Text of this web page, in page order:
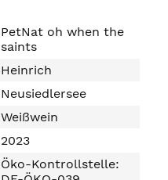
PetNat oh when the
saints
Heinrich
Neusiedlersee
Weißwein
2023
Öko-Kontrollstelle: